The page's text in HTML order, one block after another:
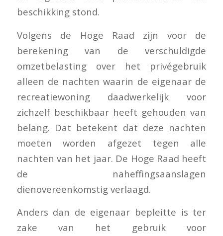
beschikking stond.
Volgens de Hoge Raad zijn voor de
berekening van de verschuldigde
omzetbelasting over het privégebruik
alleen de nachten waarin de eigenaar de
recreatiewoning daadwerkelijk voor
zichzelf beschikbaar heeft gehouden van
belang. Dat betekent dat deze nachten
moeten worden afgezet tegen alle
nachten van het jaar. De Hoge Raad heeft
de naheffingsaanslagen
dienovereenkomstig verlaagd.
Anders dan de eigenaar bepleitte is ter
zake van het gebruik voor